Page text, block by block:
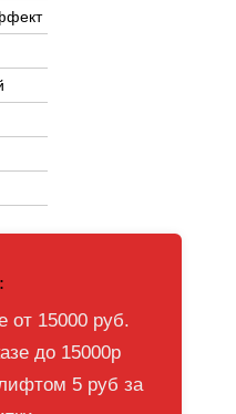
от 15000 руб.
до 15000р
5 руб за